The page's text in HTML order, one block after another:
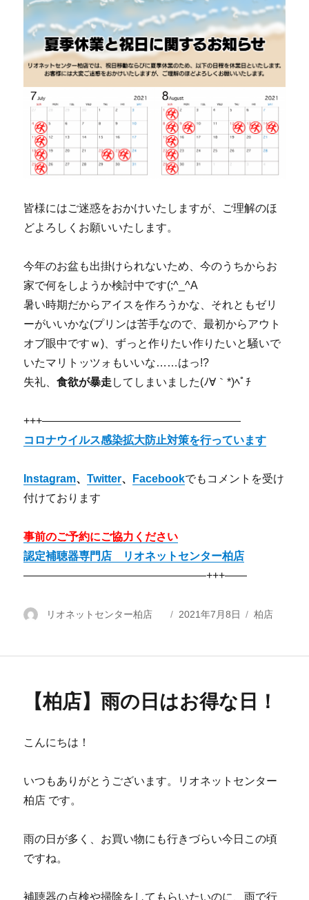
皆様にはご迷惑をおかけいたしますが、ご理解のほ
どよろしくお願いいたします。
今年のお盆も出掛けられないため、今のうちからお
家で何をしようか検討中です(;^_^A
暑い時期だからアイスを作ろうかな、それともゼリ
ーがいいかな(プリンは苦手なので、最初からアウト
オブ眼中ですｗ)、ずっと作りたい作りたいと騒いで
いたマリトッツォもいいな……はっ!?
失礼、食欲が暴走してしまいました(ﾉ∀｀*)ﾍﾟﾁ
+++——————————————————
コロナウイルス感染拡大防止対策を行っています
Instagram、Twitter、 Facebookでもコメントを受け
付けております
事前のご予約にご協力ください
認定補聴器専門店 リオネットセンター柏店
————————————————–+++——
投
リオネットセンター柏店
投
2021年7月8日
カ
柏店
【柏店】雨の日はお得な日！
こんにちは！
いつもありがとうございます。リオネットセンター
柏店 です。
雨の日が多く、お買い物にも行きづらい今日この頃
ですね。
補聴器の点検や掃除をしてもらいたいのに、雨で行